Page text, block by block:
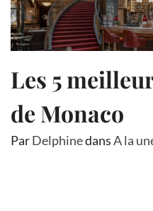
Les 5
de Monaco
ParDelphinedansA la